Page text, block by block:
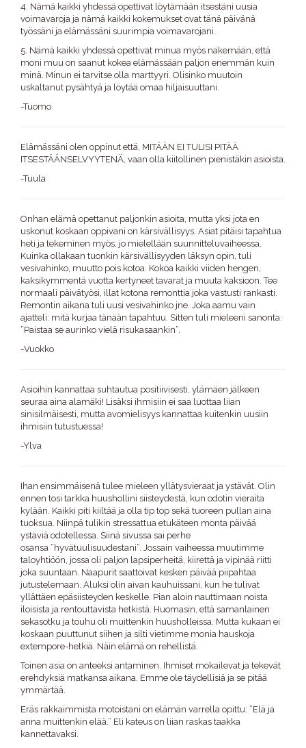
4. Nämä kaikki yhdessä opettivat löytämään itsestäni uusia
voimavaroja ja nämä kaikki kokemukset ovat tänä päivänä
työssäni ja elämässäni suurimpia voimavarojani.
5. Nämä kaikki yhdessä opettivat minua myös näkemään, että
moni muu on saanut kokea elämässään paljon enemmän kuin
minä. Minun ei tarvitse olla marttyyri. Olisinko muutoin
uskaltanut pysähtyä ja löytää omaa hiljaisuuttani.
-Tuomo
Elämässäni olen oppinut että, MITÄÄN EI TULISI PITÄÄ
ITSESTÄÄNSELVYYTENÄ, vaan olla kiitollinen pienistäkin asioista.
-Tuula
Onhan elämä opettanut paljonkin asioita, mutta yksi jota en
uskonut koskaan oppivani on kärsivällisyys. Asiat pitäisi tapahtua
heti ja tekeminen myös, jo mielellään suunnitteluvaiheessa.
Kuinka ollakaan tuonkin kärsivällisyyden läksyn opin, tuli
vesivahinko, muutto pois kotoa. Kokoa kaikki viiden hengen,
kaksikymmentä vuotta kertyneet tavarat ja muuta kaksioon. Tee
normaali päivätyösi, illat kotona remonttia joka vastusti rankasti.
Remontin aikana tuli uusi vesivahinko jne. Joka aamu vain
ajatteli: mitä kurjaa tänään tapahtuu. Sitten tuli mieleeni sanonta:
”Paistaa se aurinko vielä risukasaankin”.
-Vuokko
Asioihin kannattaa suhtautua positiivisesti, ylämäen jälkeen
seuraa aina alamäki! Lisäksi ihmisiin ei saa luottaa liian
sinisilmäisesti, mutta avomielisyys kannattaa kuitenkin uusiin
ihmisiin tutustuessa!
-Ylva
Ihan ensimmäisenä tulee mieleen yllätysvieraat ja ystävät. Olin
ennen tosi tarkka huushollini siisteydestä, kun odotin vieraita
kylään. Kaikki piti kiiltää ja olla tip top sekä tuoreen pullan aina
tuoksua. Niinpä tulikin stressattua etukäteen monta päivää
ystäviä odotellessa. Siinä sivussa sai perhe
osansa ”hyvätuulisuudestani”. Jossain vaiheessa muutimme
taloyhtiöön, jossa oli paljon lapsiperheitä, kiirettä ja vipinää riitti
joka suuntaan. Naapurit saattoivat kesken päivää piipahtaa
jutustelemaan. Aluksi olin aivan kauhuissani, kun he tulivat
yllättäen epäsiisteyden keskelle. Pian aloin nauttimaan noista
iloisista ja rentouttavista hetkistä. Huomasin, että samanlainen
sekasotku ja touhu oli muittenkin huusholleissa. Mutta kukaan ei
koskaan puuttunut siihen ja silti vietimme monia hauskoja
extempore-hetkiä. Näin elämä on rehellistä.
Toinen asia on anteeksi antaminen. Ihmiset mokailevat ja tekevät
erehdyksiä matkansa aikana. Emme ole täydellisiä ja se pitää
ymmärtää.
Eräs rakkaimmista motoistani on elämän varrella opittu: ”Elä ja
anna muittenkin elää.” Eli kateus on liian raskas taakka
kannettavaksi.